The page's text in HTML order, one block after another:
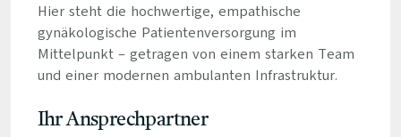
Hier steht die hochwertige, empathische
gynäkologische Patientenversorgung im
Mittelpunkt – getragen von einem starken Team
und einer modernen ambulanten Infrastruktur.
Ihr Ansprechpartner